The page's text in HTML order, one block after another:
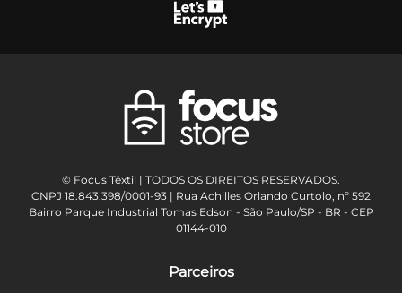
© Focus Têxtil | TODOS OS DIREITOS RESERVADOS.
CNPJ 18.843.398/0001-93 | Rua Achilles Orlando Curtolo, nº 592
Bairro Parque Industrial Tomas Edson - São Paulo/SP - BR - CEP
01144-010
Parceiros